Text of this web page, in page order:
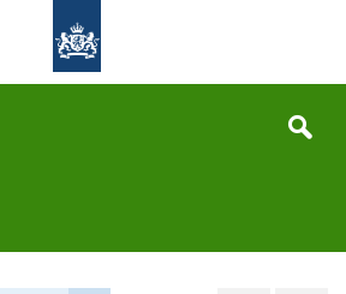
the
Search